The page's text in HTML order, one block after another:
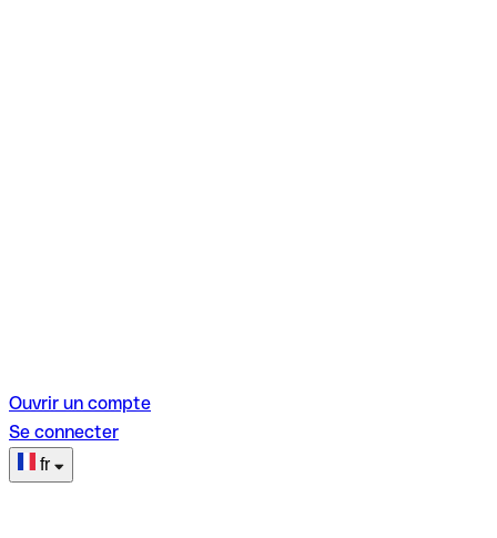
Ouvrir un compte
Se connecter
fr